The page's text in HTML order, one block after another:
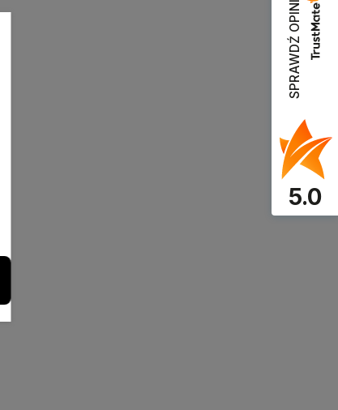
SPRAWDŹ OPINIE
5.0